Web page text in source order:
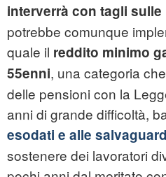
interverrà con tagli
potrebbe comunque
quale il reddito minimo
55enni, una categoria
delle pensioni con la
anni di grande difficoltà,
esodati e alle
sostenere dei lavoratori